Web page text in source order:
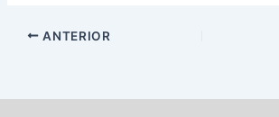
ANTERIOR